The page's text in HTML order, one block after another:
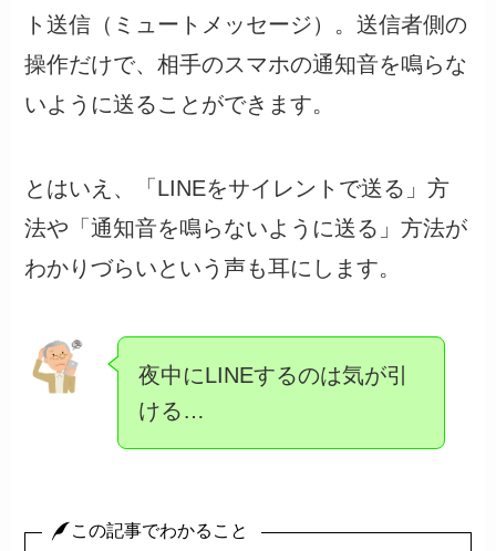
ト送信（ミュートメッセージ）。送信者側の
操作だけで、相手のスマホの通知音を鳴らな
いように送ることができます。
とはいえ、「LINEをサイレントで送る」方
法や「通知音を鳴らないように送る」方法が
わかりづらいという声も耳にします。
夜中にLINEするのは気が引
ける…
この記事でわかること